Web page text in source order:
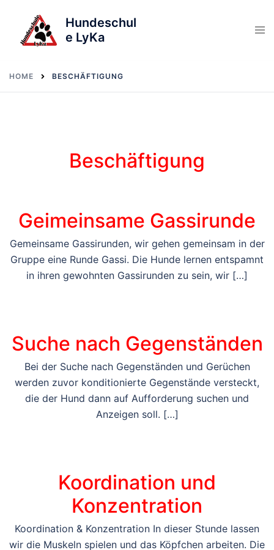
content
Hundeschul
e LyKa
HOME BESCHÄFTIGUNG
Beschäftigung
Geimeinsame Gassirunde
Gemeinsame Gassirunden, wir gehen gemeinsam in der
Gruppe eine Runde Gassi. Die Hunde lernen entspamnt
in ihren gewohnten Gassirunden zu sein, wir […]
Suche nach Gegenständen
Bei der Suche nach Gegenständen und Gerüchen
werden zuvor konditionierte Gegenstände versteckt,
die der Hund dann auf Aufforderung suchen und
Anzeigen soll. […]
Koordination und
Konzentration
Koordination & Konzentration In dieser Stunde lassen
wir die Muskeln spielen und das Köpfchen arbeiten. Die